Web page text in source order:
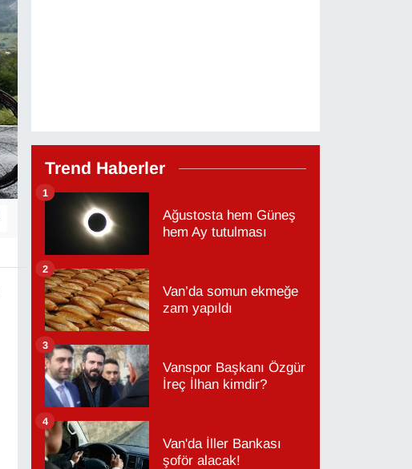
Trend Haberler
Ağustosta hem Güneş
hem Ay tutulması
1
Van’da somun ekmeğe
zam yapıldı
2
Vanspor Başkanı Özgür
İreç İlhan kimdir?
3
Van'da İller Bankası
şoför alacak!
4